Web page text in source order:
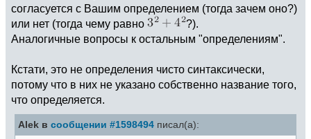
согласуется с Вашим определением (тогда зачем оно?)
или нет (тогда чему равно
?).
Аналогичные вопросы к остальным "определениям".
Кстати, это не определения чисто синтаксически,
потому что в них не указано собственно название того,
что определяется.
Alek в сообщении #1598494 писал(а):